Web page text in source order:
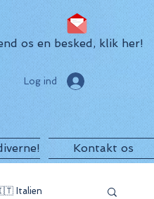
os en besked, klik her!
Log ind
Kontakt os
Italien